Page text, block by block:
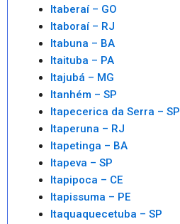
Itaberaí – GO
Itaboraí – RJ
Itabuna – BA
Itaituba – PA
Itajubá – MG
Itanhém – SP
Itapecerica da Serra – SP
Itaperuna – RJ
Itapetinga – BA
Itapeva – SP
Itapipoca – CE
Itapissuma – PE
Itaquaquecetuba – SP